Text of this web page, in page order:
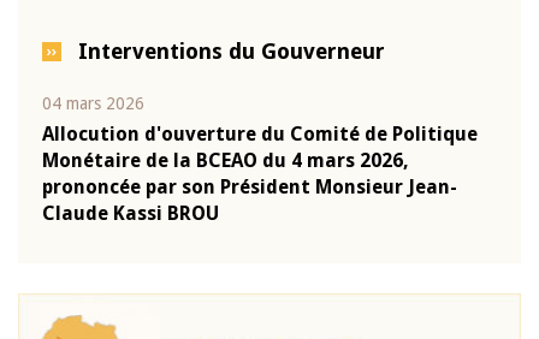
Interventions du Gouverneur
04 mars 2026
Allocution d'ouverture du Comité de Politique
Monétaire de la BCEAO du 4 mars 2026,
prononcée par son Président Monsieur Jean-
Claude Kassi BROU